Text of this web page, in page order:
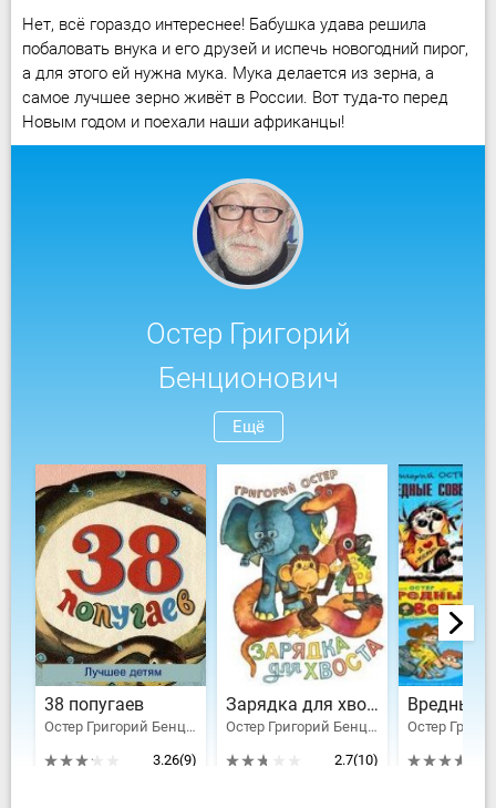
Нет, всё гораздо интереснее! Бабушка удава решила
побаловать внука и его друзей и испечь новогодний пирог,
а для этого ей нужна мука. Мука делается из зерна, а
самое лучшее зерно живёт в России. Вот туда-то перед
Новым годом и поехали наши африканцы!
Остер Григорий
Бенционович
Ещё
38 попугаев
Остер Григорий Бенционович
3.26(9)
Зарядка для хвоста
Остер Григорий Бенционович
2.7(10)